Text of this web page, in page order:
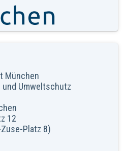
München
und Umweltschutz
12
Platz 8)